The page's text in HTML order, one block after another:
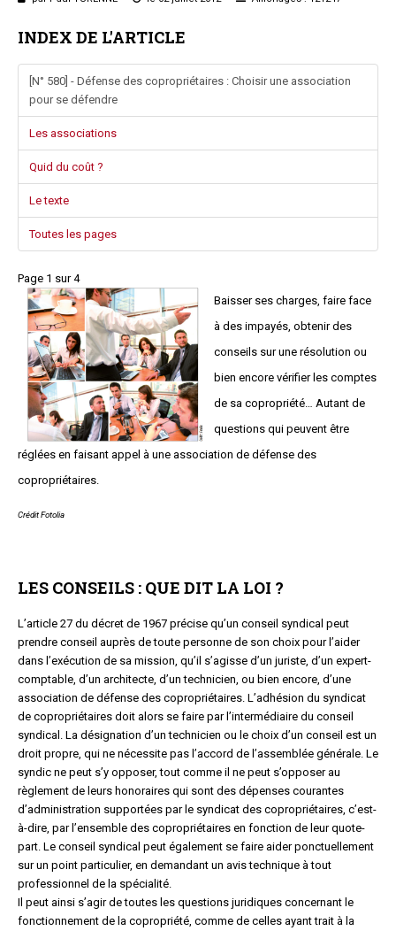
Études juridiques
Copro. en difficulté
Formez-vous !
Parole d'experts*
INDEX DE L'ARTICLE
[N° 580] - Défense des copropriétaires : Choisir une association
pour se défendre
Les associations
Quid du coût ?
Le texte
Toutes les pages
Page 1 sur 4
Baisser ses charges, faire face
à des impayés, obtenir des
conseils sur une résolution ou
bien encore vérifier les comptes
de sa copropriété… Autant de
questions qui peuvent être
réglées en faisant appel à une association de défense des
copropriétaires.
Crédit Fotolia
LES CONSEILS : QUE DIT LA LOI ?
L’article 27 du décret de 1967 précise qu’un conseil syndical peut
prendre conseil auprès de toute personne de son choix pour l’aider
dans l’exécution de sa mission, qu’il s’agisse d’un juriste, d’un expert-
comptable, d’un architecte, d’un technicien, ou bien encore, d’une
association de défense des copropriétaires. L’adhésion du syndicat
de copropriétaires doit alors se faire par l’intermédiaire du conseil
syndical. La désignation d’un technicien ou le choix d’un conseil est un
droit propre, qui ne nécessite pas l’accord de l’assemblée générale. Le
syndic ne peut s’y opposer, tout comme il ne peut s’opposer au
règlement de leurs honoraires qui sont des dépenses courantes
d’administration supportées par le syndicat des copropriétaires, c’est-
à-dire, par l’ensemble des copropriétaires en fonction de leur quote-
part. Le conseil syndical peut également se faire aider ponctuellement
sur un point particulier, en demandant un avis technique à tout
professionnel de la spécialité.
Il peut ainsi s’agir de toutes les questions juridiques concernant le
fonctionnement de la copropriété, comme de celles ayant trait à la